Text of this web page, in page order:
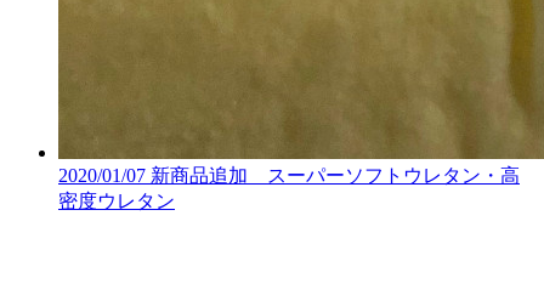
2020/01/07 新商品追加 スーパーソフトウレタン・高
密度ウレタン